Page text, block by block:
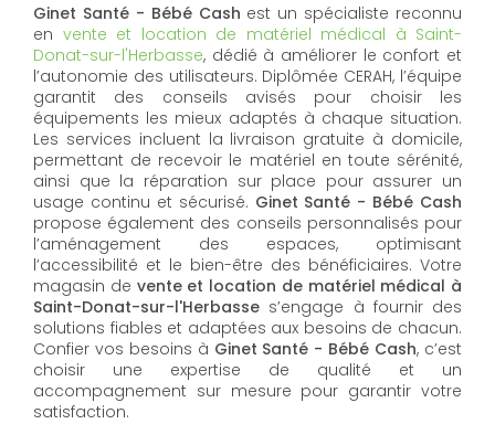
Ginet Santé - Bébé Cash est un spécialiste reconnu
en vente et location de matériel médical à Saint-
Donat-sur-l'Herbasse, dédié à améliorer le confort et
l’autonomie des utilisateurs. Diplômée CERAH, l’équipe
garantit des conseils avisés pour choisir les
équipements les mieux adaptés à chaque situation.
Les services incluent la livraison gratuite à domicile,
permettant de recevoir le matériel en toute sérénité,
ainsi que la réparation sur place pour assurer un
usage continu et sécurisé. Ginet Santé - Bébé Cash
propose également des conseils personnalisés pour
l’aménagement des espaces, optimisant
l’accessibilité et le bien-être des bénéficiaires. Votre
magasin de vente et location de matériel médical à
Saint-Donat-sur-l'Herbasse s’engage à fournir des
solutions fiables et adaptées aux besoins de chacun.
Confier vos besoins à Ginet Santé - Bébé Cash, c’est
choisir une expertise de qualité et un
accompagnement sur mesure pour garantir votre
satisfaction.